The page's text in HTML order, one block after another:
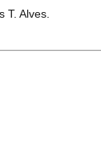
T. Alves.